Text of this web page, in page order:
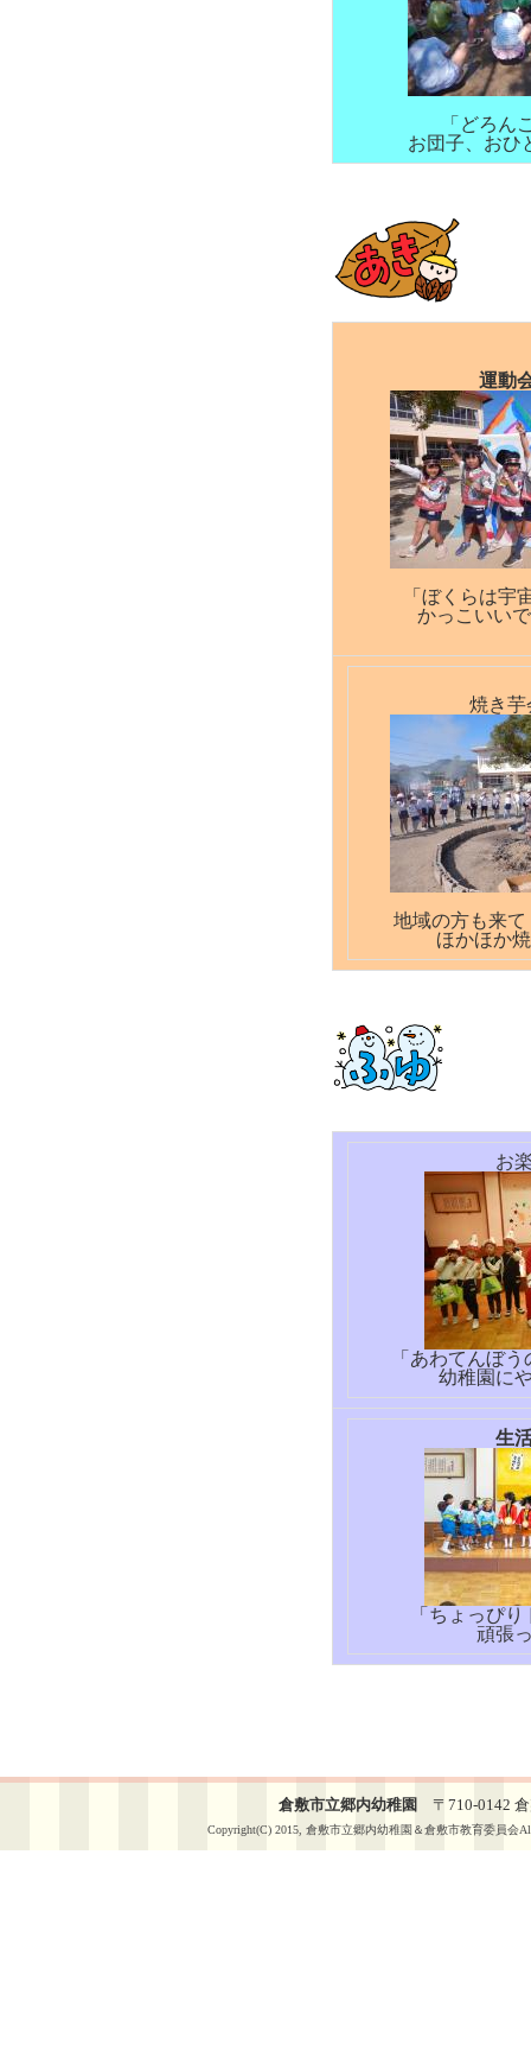
「どろん
お団子、おひ
運動
「ぼくらは
かっこいい
焼き芋
地域の方も来
ほかほか
お
「あわてんぼ
幼稚園に
生
「ちょっぴ
頑張
倉敷市立郷内幼稚園 〒710-0142
Copyright(C) 2015, 倉敷市立郷内幼稚園＆倉敷市教育委員